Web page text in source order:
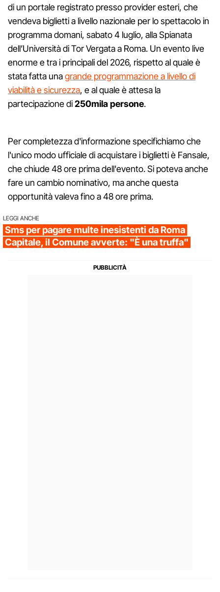
di un portale registrato presso provider esteri, che
vendeva biglietti a livello nazionale per lo spettacolo in
programma domani, sabato 4 luglio, alla Spianata
dell’Università di Tor Vergata a Roma. Un evento live
enorme e tra i principali del 2026, rispetto al quale è
stata fatta unagrande programmazione a livello di
viabilità e sicurezza, e al quale è attesa la
partecipazione di250mila persone.
Per completezza d'informazione specifichiamo che
l'unico modo ufficiale di acquistare i biglietti è Fansale,
che chiude 48 ore prima dell'evento. Si poteva anche
fare un cambio nominativo, ma anche questa
opportunità valeva fino a 48 ore prima.
LEGGI ANCHE
Sms per pagare multe inesistenti da Roma
Capitale, il Comune avverte: "È una truffa"